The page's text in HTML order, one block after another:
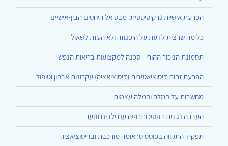
הפרעת אישיות נרקיסיסטית: מבט אל היחסים הבין-אישיים
כל מה שרצית לדעת על היפנוזה ולא העזת לשאול
תסמונת הניכור ההורי - סכנה למקצועות בריאות הנפש
הפרעת זהות דיסוציאטיבית (דיסוציאציה) עקרונות אבחון וטיפול
מחשבות על חמלה וחמלה עצמית
העברה נגדית בפסיכותרפיה עם ילדים ונוער
תפקיד התקווה בפוסט טראומה מורכבת ובדיסוציאציה